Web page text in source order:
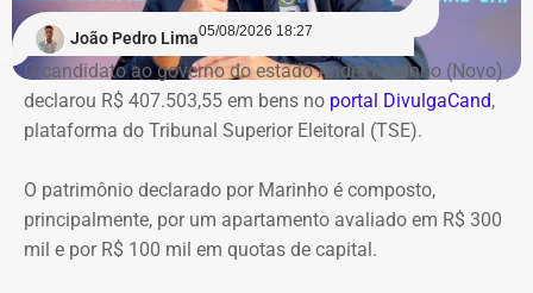
João Pedro Lima05/08/2026 18:27
O candidato ao governo do estado André Marinho (Novo)
declarou R$ 407.503,55 em bens no portal DivulgaCand,
plataforma do Tribunal Superior Eleitoral (TSE).
O patrimônio declarado por Marinho é composto,
principalmente, por um apartamento avaliado em R$ 300
mil e por R$ 100 mil em quotas de capital.